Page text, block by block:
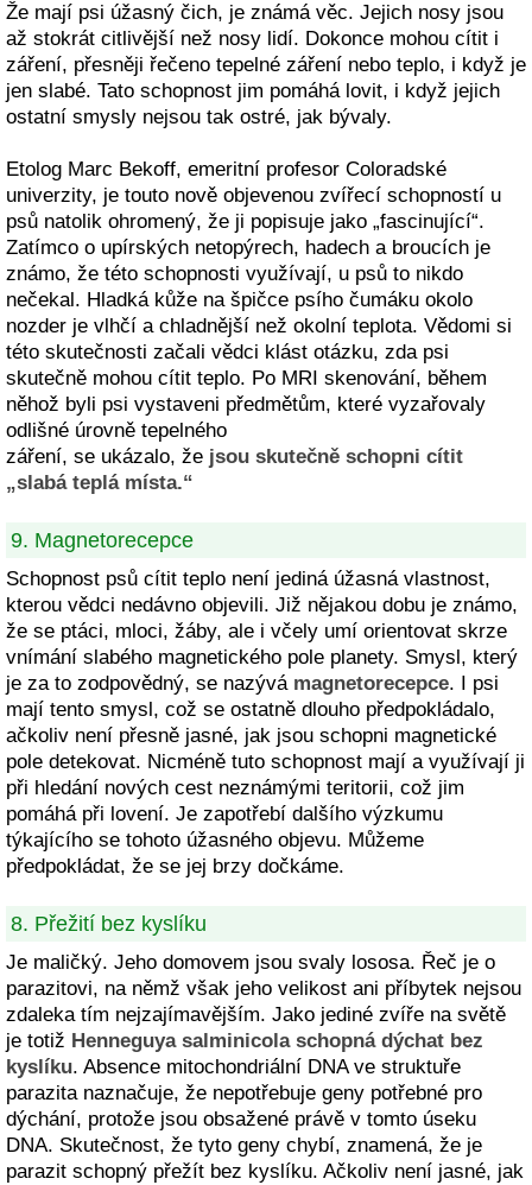
Že mají psi úžasný čich, je známá věc. Jejich nosy jsou
až stokrát citlivější než nosy lidí. Dokonce mohou cítit i
záření, přesněji řečeno tepelné záření nebo teplo, i když je
jen slabé. Tato schopnost jim pomáhá lovit, i když jejich
ostatní smysly nejsou tak ostré, jak bývaly.
Etolog Marc Bekoff, emeritní profesor Coloradské
univerzity, je touto nově objevenou zvířecí schopností u
psů natolik ohromený, že ji popisuje jako „fascinující“.
Zatímco o upírských netopýrech, hadech a broucích je
známo, že této schopnosti využívají, u psů to nikdo
nečekal. Hladká kůže na špičce psího čumáku okolo
nozder je vlhčí a chladnější než okolní teplota. Vědomi si
této skutečnosti začali vědci klást otázku, zda psi
skutečně mohou cítit teplo. Po MRI skenování, během
něhož byli psi vystaveni předmětům, které vyzařovaly
odlišné úrovně tepelného
záření, se ukázalo, že jsou skutečně schopni cítit
„slabá teplá místa.“
9. Magnetorecepce
Schopnost psů cítit teplo není jediná úžasná vlastnost,
kterou vědci nedávno objevili. Již nějakou dobu je známo,
že se ptáci, mloci, žáby, ale i včely umí orientovat skrze
vnímání slabého magnetického pole planety. Smysl, který
je za to zodpovědný, se nazývá magnetorecepce. I psi
mají tento smysl, což se ostatně dlouho předpokládalo,
ačkoliv není přesně jasné, jak jsou schopni magnetické
pole detekovat. Nicméně tuto schopnost mají a využívají ji
při hledání nových cest neznámými teritorii, což jim
pomáhá při lovení. Je zapotřebí dalšího výzkumu
týkajícího se tohoto úžasného objevu. Můžeme
předpokládat, že se jej brzy dočkáme.
8. Přežití bez kyslíku
Je maličký. Jeho domovem jsou svaly lososa. Řeč je o
parazitovi, na němž však jeho velikost ani příbytek nejsou
zdaleka tím nejzajímavějším. Jako jediné zvíře na světě
je totiž Henneguya salminicola schopná dýchat bez
kyslíku. Absence mitochondriální DNA ve struktuře
parazita naznačuje, že nepotřebuje geny potřebné pro
dýchání, protože jsou obsažené právě v tomto úseku
DNA. Skutečnost, že tyto geny chybí, znamená, že je
parazit schopný přežít bez kyslíku. Ačkoliv není jasné, jak